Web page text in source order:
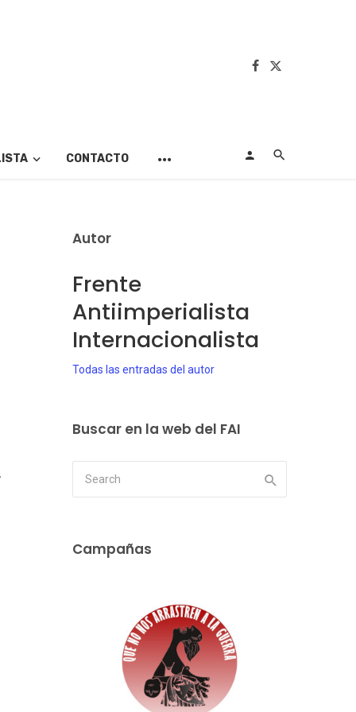
CONTACTO
Autor
Frente
Antiimperialista
Internacionalista
Todas las entradas del autor
Buscar en la web del FAI
Campañas